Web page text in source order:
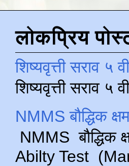
लोकप्रिय
शिष्यवृत्ती सराव ५
शिष्यवृत्ती सराव
NMMS बौद्धिक
NMMS बौद्धिक
Abilty Test